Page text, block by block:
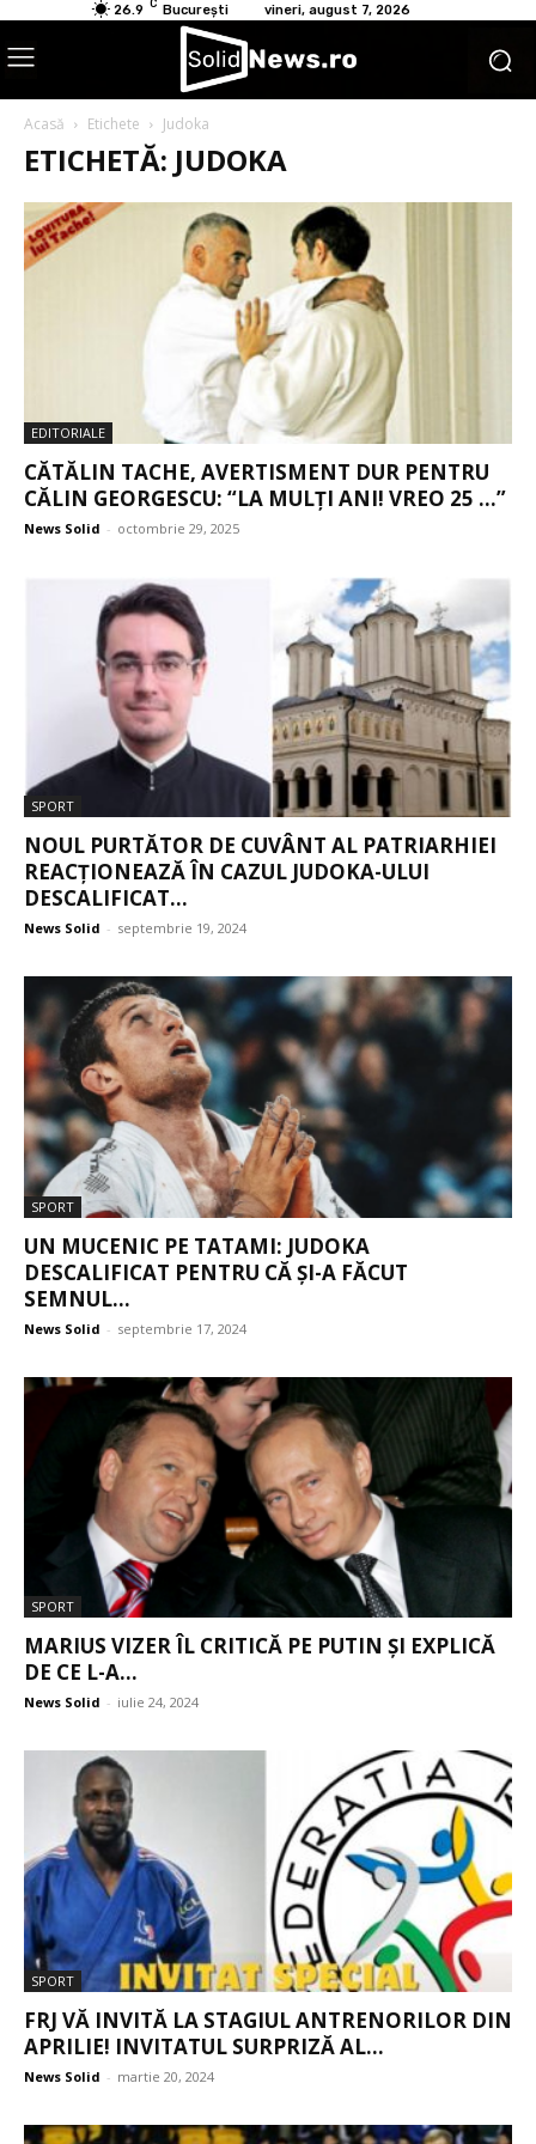
26.9 C București vineri, august 7, 2026
Acasă Etichete Judoka
ETICHETĂ: JUDOKA
EDITORIALE
CĂTĂLIN TACHE, AVERTISMENT DUR PENTRU
CĂLIN GEORGESCU: “LA MULȚI ANI! VREO 25 …”
News Solid - octombrie 29, 2025
SPORT
NOUL PURTĂTOR DE CUVÂNT AL PATRIARHIEI
REACȚIONEAZĂ ÎN CAZUL JUDOKA-ULUI
DESCALIFICAT...
News Solid - septembrie 19, 2024
SPORT
UN MUCENIC PE TATAMI: JUDOKA
DESCALIFICAT PENTRU CĂ ȘI-A FĂCUT
SEMNUL...
News Solid - septembrie 17, 2024
SPORT
MARIUS VIZER ÎL CRITICĂ PE PUTIN ȘI EXPLICĂ
DE CE L-A...
News Solid - iulie 24, 2024
SPORT
FRJ VĂ INVITĂ LA STAGIUL ANTRENORILOR DIN
APRILIE! INVITATUL SURPRIZĂ AL...
News Solid - martie 20, 2024